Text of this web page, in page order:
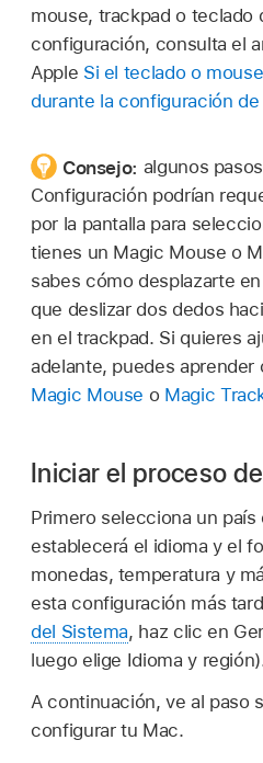
mouse, trackpad o teclado
configuración, consulta el
Apple Si el teclado o
durante la configuración de
Consejo: algunos
Configuración podrían
por la pantalla para
tienes un Magic Mouse o
sabes cómo desplazarte
que deslizar dos dedos
en el trackpad. Si quieres
adelante, puedes
Magic Mouse o Magic
Iniciar el proceso
Primero selecciona un país
establecerá el idioma y el
monedas, temperatura y
esta configuración más
del Sistema, haz clic en
luego elige Idioma y
A continuación, ve al paso
configurar tu Mac.